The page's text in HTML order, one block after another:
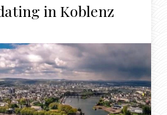
in Koblenz